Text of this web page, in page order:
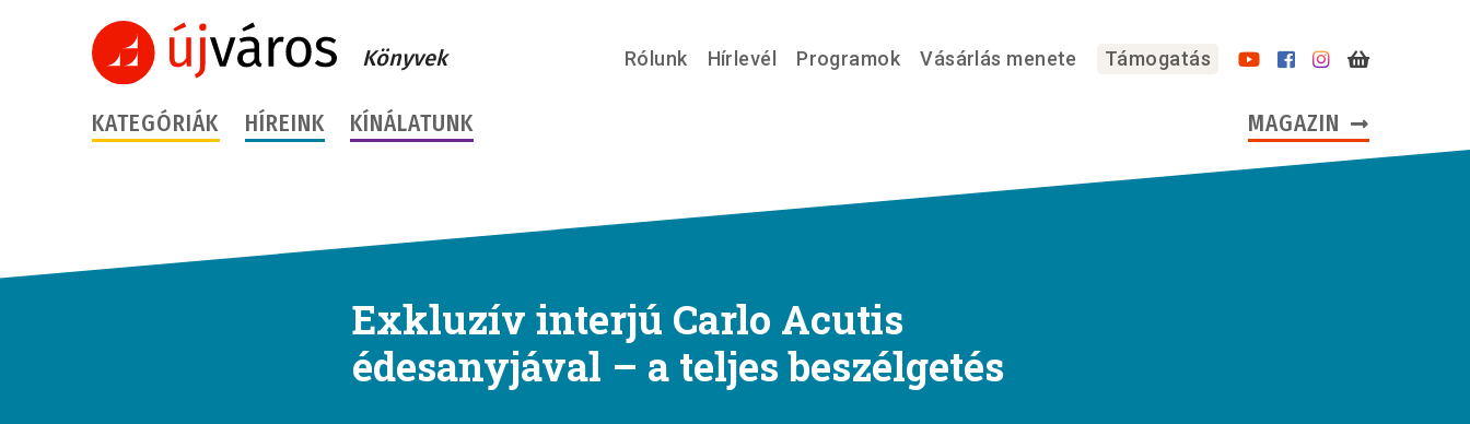
Könyvek Rólunk Hírlevél Programok Vásárlás menete Támogatás
KATEGÓRIÁK HÍREINK KÍNÁLATUNK MAGAZIN
Exkluzív interjú Carlo Acutis
édesanyjával – a teljes beszélgetés